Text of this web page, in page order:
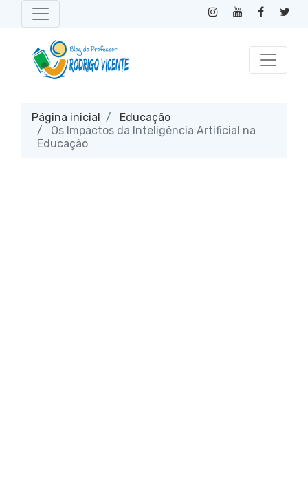
Página inicial
Educação
Os Impactos da Inteligência Artificial na
Educação